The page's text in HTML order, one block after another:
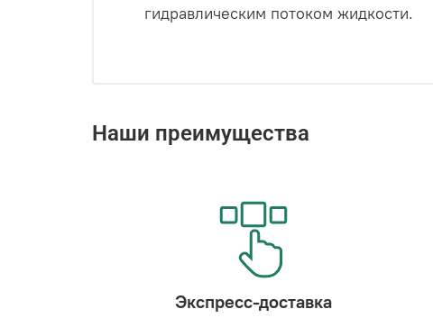
гидравлическим потоком жидкости.
Наши преимущества
Экспресс-доставка